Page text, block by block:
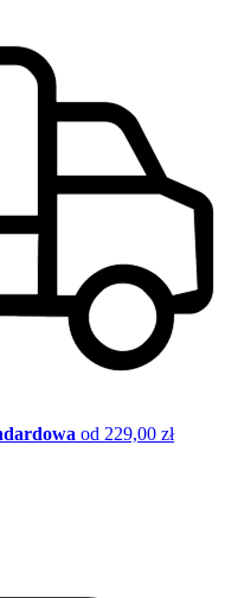
od 229,00 zł